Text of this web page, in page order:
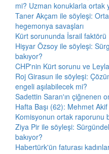
mi? Uzman konuklarla ortak
Taner Akçam ile söyleşi:
hegemonya savaşları
Kürt sorununda İsrail faktörü
Hişyar Özsoy ile söyleşi:
bakıyor?
CHP'nin Kürt sorunu ve Leyla
Roj Girasun ile söyleşi:
engeli aşılabilecek mi?
Sadettin Saran'ın çiğnenen
Hafta Başı (62): Mehmet
Komisyonun ortak raporunu
Ziya Pir ile söyleşi:
bakıyor?
Habertürk'ün faturası